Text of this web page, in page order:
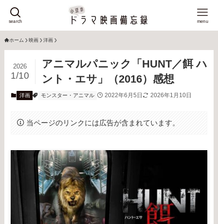
search menu
ホーム 映画 洋画
アニマルパニック「HUNT／餌 ハ
ント・エサ」（2016）感想
2026
1/10
洋画 モンスター・アニマル 2022年6月5日 2026年1月10日
当ページのリンクには広告が含まれています。